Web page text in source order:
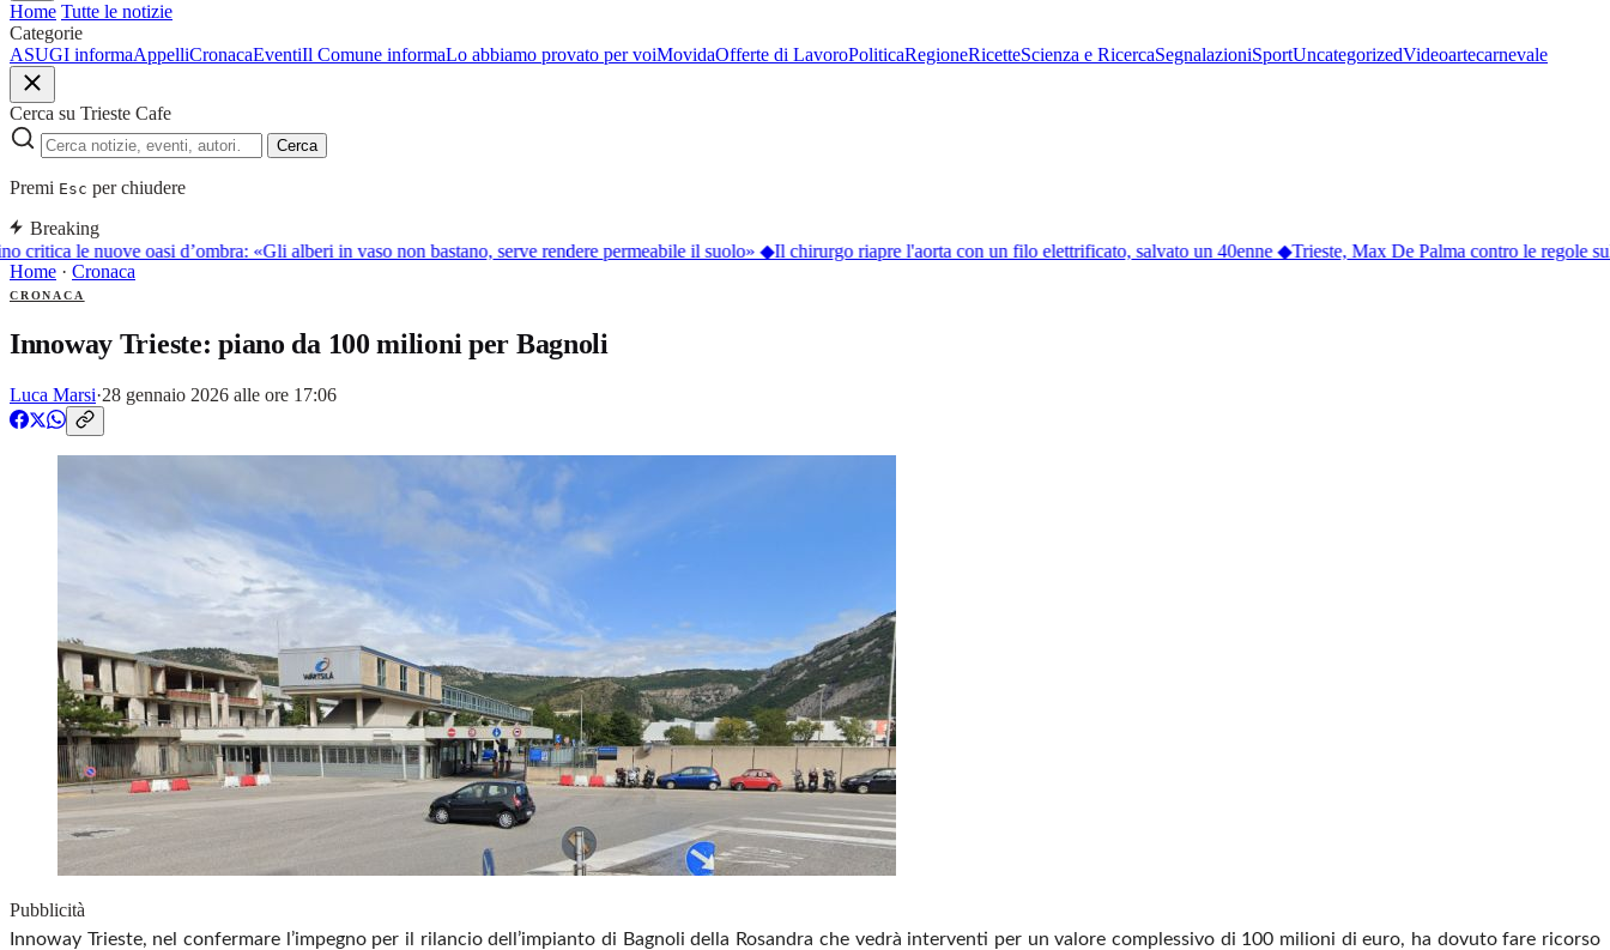
Home Tutte le notizie
Categorie
ASUGI informaAppelliCronacaEventiIl Comune informaLo abbiamo provato per voiMovidaOfferte di LavoroPoliticaRegioneRicetteScienza e RicercaSegnalazioniSportUncategorizedVideoartecarnevale
Cerca su Trieste Cafe
Cerca
Premi Esc per chiudere
Breaking
le nuove oasi d’ombra: «Gli alberi in vaso non bastano, serve rendere permeabile il suolo»◆Il chirurgo riapre l'aorta con un filo elettrificato, salvato un 40enne◆Trieste, Max De Palma contro le regole
Home · Cronaca
CRONACA
Innoway Trieste: piano da 100 milioni per Bagnoli
Luca Marsi·28 gennaio 2026 alle ore 17:06
Pubblicità
Innoway Trieste, nel confermare l’impegno per il rilancio dell’impianto di Bagnoli della Rosandra che vedrà interventi per un valore complessivo di 100 milioni di euro, ha dovuto fare ricorso